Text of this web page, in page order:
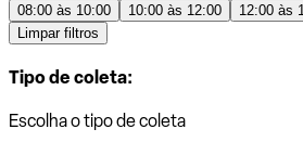
08:00 às 10:00 10:00 às 12:00 12:00 às
Limpar filtros
Tipo de coleta:
Escolha o tipo de coleta